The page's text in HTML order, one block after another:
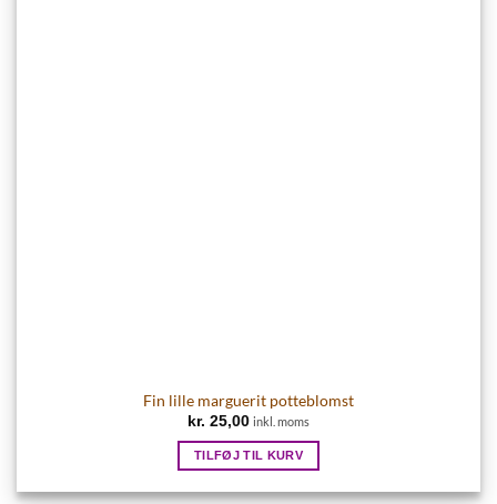
Fin lille marguerit potteblomst
kr. 25,00 inkl. moms
TILFØJ TIL KURV